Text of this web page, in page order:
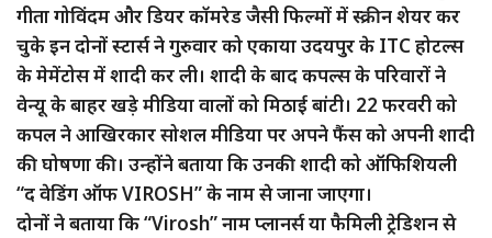
गीता गोविंदम और डियर कॉमरेड जैसी फिल्मों में स्क्रीन शेयर कर
चुके इन दोनों स्टार्स ने गुरुवार को एकाया उदयपुर के ITC होटल्स
के मेमेंटोस में शादी कर ली। शादी के बाद कपल्स के परिवारों ने
वेन्यू के बाहर खड़े मीडिया वालों को मिठाई बांटी। 22 फरवरी को
कपल ने आखिरकार सोशल मीडिया पर अपने फैंस को अपनी शादी
की घोषणा की। उन्होंने बताया कि उनकी शादी को ऑफिशियली
“द वेडिंग ऑफ VIROSH” के नाम से जाना जाएगा।
दोनों ने बताया कि “Virosh” नाम प्लानर्स या फैमिली ट्रेडिशन से